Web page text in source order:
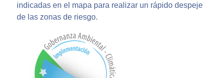
indicadas en el mapa para realizar un rápido despeje
de las zonas de riesgo.